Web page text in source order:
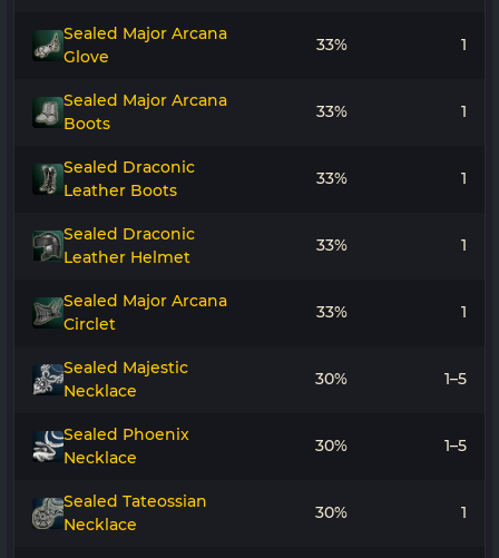
Sealed Major Arcana
Glove
33% 1
Sealed Major Arcana
Boots
33% 1
Sealed Draconic
Leather Boots
33% 1
Sealed Draconic
Leather Helmet
33% 1
Sealed Major Arcana
Circlet
33% 1
Sealed Majestic
Necklace
30% 1–5
Sealed Phoenix
Necklace
30% 1–5
Sealed Tateossian
Necklace
30% 1